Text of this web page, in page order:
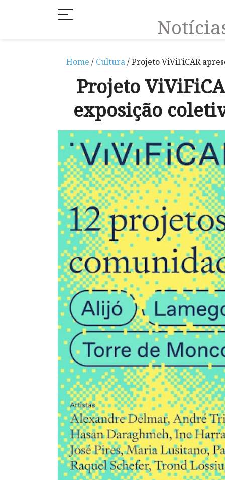
Home / Cultura/ Projeto ViViFiCAR
Projeto
exposição